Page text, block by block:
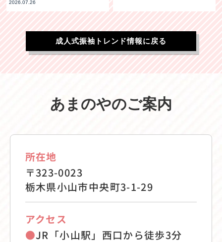
2026.07.26
成人式振袖トレンド情報に戻る
あまのやのご案内
所在地
〒323-0023
栃木県小山市中央町3-1-29
アクセス
●JR「小山駅」西口から徒歩3分